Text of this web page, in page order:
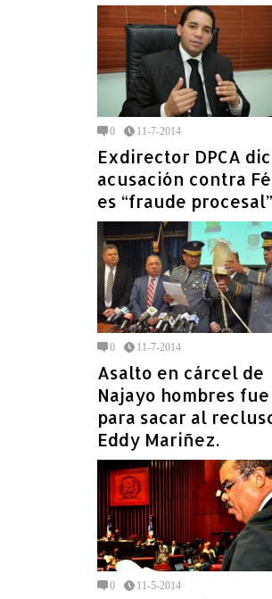
0 11-7-2014
Exdirector DPCA
acusación contra
es “fraude procesal”
0 11-7-2014
Asalto en cárcel de
Najayo hombres fue
para sacar al
Eddy Mariñez.
0 11-5-2014